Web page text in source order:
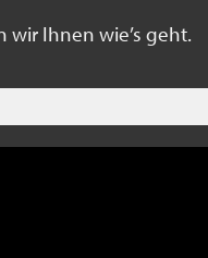
wir Ihnen wie’s geht.